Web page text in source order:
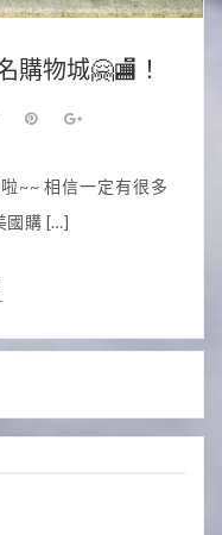
購物城🤗🏬！
~~ 相信一定有很多
國購 […]